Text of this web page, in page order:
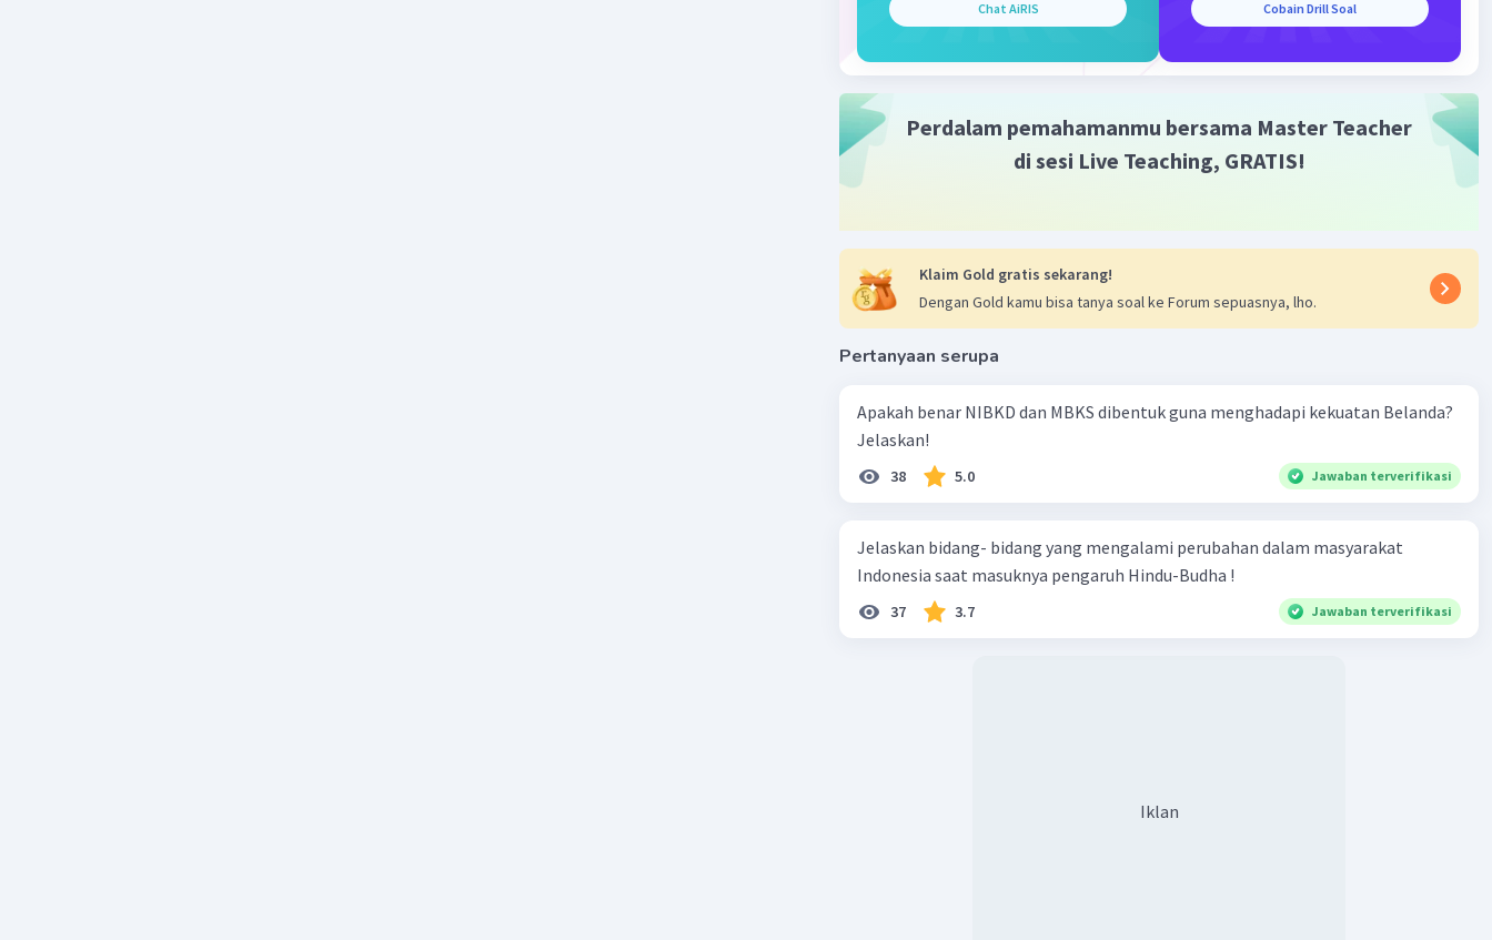
sebagai bekal penting untuk mengisi jabatan menteri atau jabatan
Beri Rating· 5.0(1) Balas
10 Desember 2023 10:53
makasih kak, pas banget buat besok ujian
Nanda R
Beberapa kelemahan sistem pemerintahan parlementer pada masa
perubahan cepat dalam kepemimpinan pemerintahan karena
ketergantungan pada dukungan mayoritas di parlemen. Jika
mayoritas parlemen bubar atau terpecah, maka pemerintahan dapat
Chat AiRIS Cobain Drill Soal
Perdalam pemahamanmu bersama Master Teacher
di sesi Live Teaching, GRATIS!
Klaim Gold gratis sekarang!
Dengan Gold kamu bisa tanya soal ke Forum sepuasnya, lho.
Pertanyaan serupa
Apakah benar NIBKD dan MBKS dibentuk guna menghadapi kekuatan Belanda?
Jelaskan!
38 5.0 Jawaban terverifikasi
Jelaskan bidang- bidang yang mengalami perubahan dalam masyarakat
Indonesia saat masuknya pengaruh Hindu-Budha !
37 3.7 Jawaban terverifikasi
Iklan